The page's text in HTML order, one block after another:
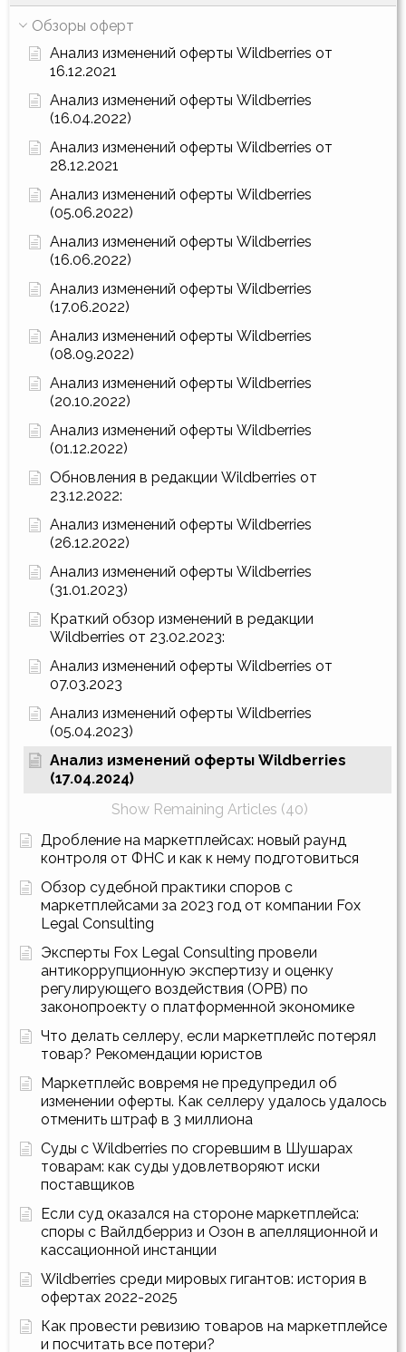
Обзоры оферт
Анализ изменений оферты Wildberries от
16.12.2021
Анализ изменений оферты Wildberries
(16.04.2022)
Анализ изменений оферты Wildberries от
28.12.2021
Анализ изменений оферты Wildberries
(05.06.2022)
Анализ изменений оферты Wildberries
(16.06.2022)
Анализ изменений оферты Wildberries
(17.06.2022)
Анализ изменений оферты Wildberries
(08.09.2022)
Анализ изменений оферты Wildberries
(20.10.2022)
Анализ изменений оферты Wildberries
(01.12.2022)
Обновления в редакции Wildberries от
23.12.2022:
Анализ изменений оферты Wildberries
(26.12.2022)
Анализ изменений оферты Wildberries
(31.01.2023)
Краткий обзор изменений в редакции
Wildberries от 23.02.2023:
Анализ изменений оферты Wildberries от
07.03.2023
Анализ изменений оферты Wildberries
(05.04.2023)
Анализ изменений оферты Wildberries
(17.04.2024)
Show Remaining Articles (40)
Дробление на маркетплейсах: новый раунд
контроля от ФНС и как к нему подготовиться
Обзор судебной практики споров с
маркетплейсами за 2023 год от компании Fox
Legal Consulting
Эксперты Fox Legal Consulting провели
антикоррупционную экспертизу и оценку
регулирующего воздействия (ОРВ) по
законопроекту о платформенной экономике
Что делать селлеру, если маркетплейс потерял
товар? Рекомендации юристов
Маркетплейс вовремя не предупредил об
изменении оферты. Как селлеру удалось удалось
отменить штраф в 3 миллиона
Суды с Wildberries по сгоревшим в Шушарах
товарам: как суды удовлетворяют иски
поставщиков
Если суд оказался на стороне маркетплейса:
споры с Вайлдберриз и Озон в апелляционной и
кассационной инстанции
Wildberries среди мировых гигантов: история в
офертах 2022-2025
Как провести ревизию товаров на маркетплейсе
и посчитать все потери?